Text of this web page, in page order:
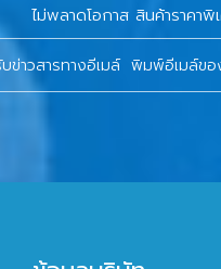
ไม่พลาดโอกาส สินค้าราคา